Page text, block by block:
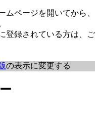
ムページを開いてから、
登録されている方は、ご
の表示に変更する